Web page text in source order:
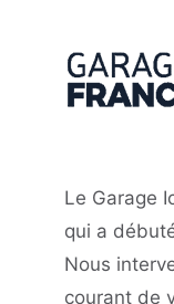
Le Garage
qui a
Nous
courant de